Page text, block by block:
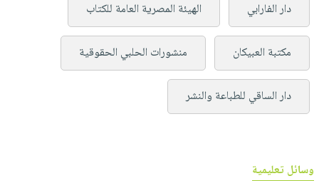
دار الفارابي الهيئة المصرية العامة للكتاب
مكتبة العبيكان منشورات الحلبي الحقوقية
دار الساقي للطباعة والنشر
وسائل تعليمية